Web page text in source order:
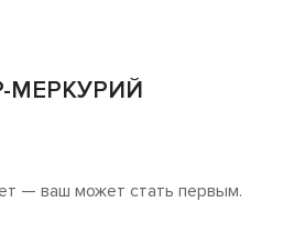
МЕРКУРИЙ
— ваш может стать первым.